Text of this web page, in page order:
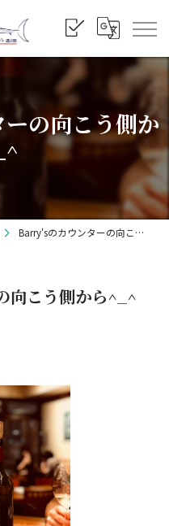
の向こう側か
Barry'sのカウンターの向こう側から^_^
向こう側から^_^